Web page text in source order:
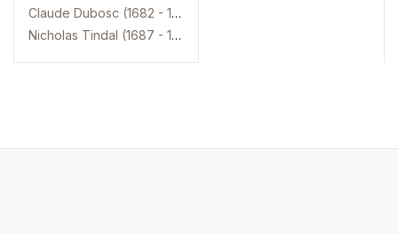
Claude Dubosc (1682 - 1745)
Nicholas Tindal (1687 - 1774)